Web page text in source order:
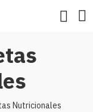
Nutricionales